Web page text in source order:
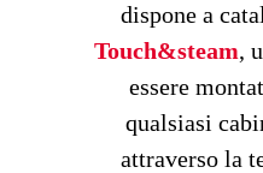
dispone a
Touch&steam,
essere
qualsiasi
attraverso la